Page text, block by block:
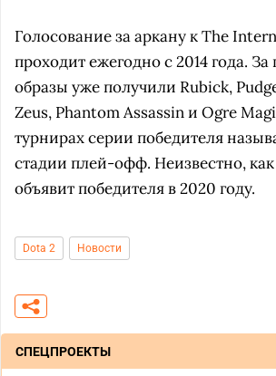
Голосование за аркану к The
проходит ежегодно с 2014 года. За
образы уже получили Rubick,
Zeus, Phantom Assassin и Ogre
турнирах серии победителя
стадии плей-офф. Неизвестно, как
объявит победителя в 2020 году.
Dota 2 Новости
СПЕЦПРОЕКТЫ